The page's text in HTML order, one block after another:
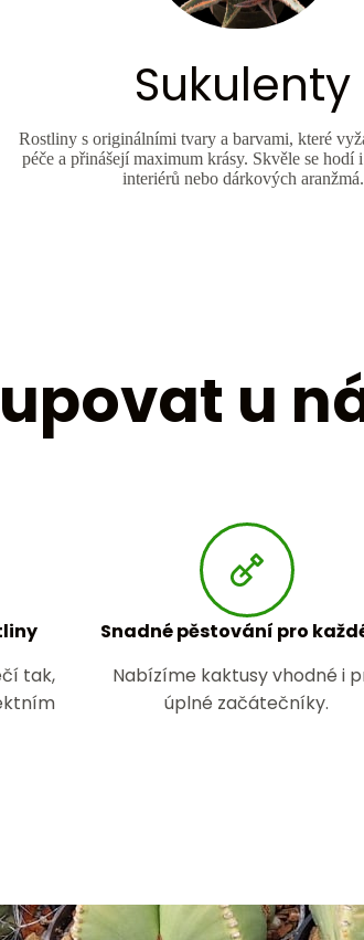
Sukulenty
Rostliny s originálními tvary a barvami, které
péče a přinášejí maximum krásy. Skvěle se hodí
interiérů nebo dárkových aranžmá.
u
tak,
Snadné pěstování pro
Nabízíme kaktusy vhodné i
úplné začátečníky.